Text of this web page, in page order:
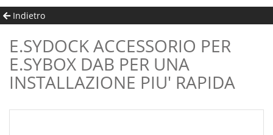
Indietro
E.SYDOCK ACCESSORIO PER
E.SYBOX DAB PER UNA
INSTALLAZIONE PIU' RAPIDA